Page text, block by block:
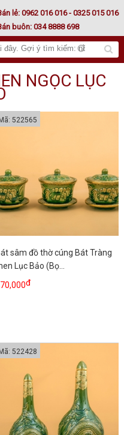
lẻ:0962 016 016 - 0325 015 016
buôn:034 8888 698
NGỌC LỤC
sâm đồ thờ cúng Bát Tràng
Lục Bảo (Bọ...
đ
Mã: 522565
Mã: 522428